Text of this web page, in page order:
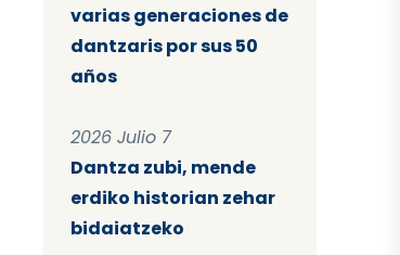
varias generaciones de
dantzaris por sus 50
años
2026 Julio 7
Dantza zubi, mende
erdiko historian zehar
bidaiatzeko